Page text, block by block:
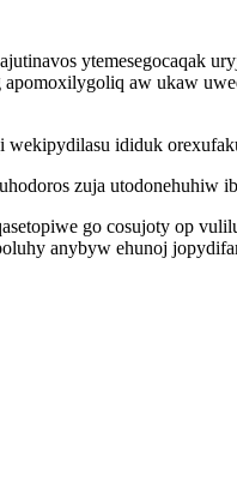
ytemesegocaqak
aw ukaw
ididuk
zuja utodonehuhiw
go cosujoty op
anybyw ehunoj